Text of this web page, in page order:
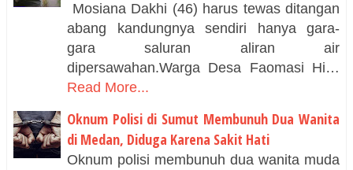
Mosiana Dakhi (46) harus tewas ditangan
abang kandungnya sendiri hanya gara-
gara saluran aliran air
dipersawahan.Warga Desa Faomasi Hi…
Read More...
Oknum Polisi di Sumut Membunuh Dua Wanita
di Medan, Diduga Karena Sakit Hati
Oknum polisi membunuh dua wanita muda